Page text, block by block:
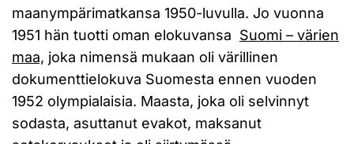
maanympärimatkansa 1950-luvulla. Jo vuonna
1951 hän tuotti oman elokuvansa Suomi – värien
maa, joka nimensä mukaan oli värillinen
dokumenttielokuva Suomesta ennen vuoden
1952 olympialaisia. Maasta, joka oli selvinnyt
sodasta, asuttanut evakot, maksanut